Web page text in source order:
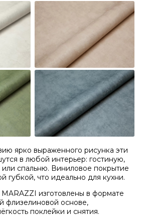
ярко выраженного рисунка эти
в любой интерьер: гостиную,
спальню. Виниловое покрытие
губкой, что идеально для кухни.
изготовлены в формате
флизелиновой основе,
поклейки и снятия.